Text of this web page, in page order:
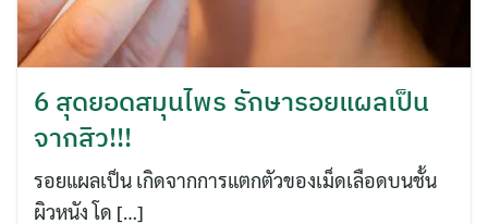
6 สุดยอดสมุนไพร รักษารอยแผลเป็น
จากสิว!!!
รอยแผลเป็น เกิดจากการแตกตัวของเม็ดเลือดบนชั้น
ผิวหนัง โด […]